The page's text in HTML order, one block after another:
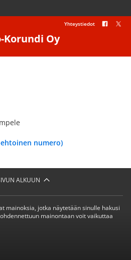
Korundi Oy
Yhteystiedot
numero)
ALKUUN
mainoksia, jotka näytetään sinulle hakusi
mainontaan voit vaikuttaa